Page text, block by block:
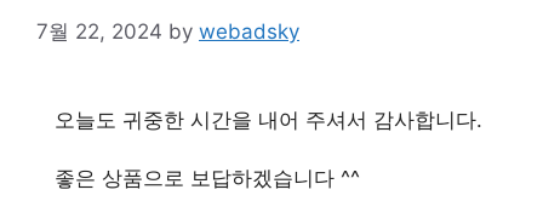
7월 22, 2024 by webadsky
오늘도 귀중한 시간을 내어 주셔서 감사합니다.
좋은 상품으로 보답하겠습니다 ^^